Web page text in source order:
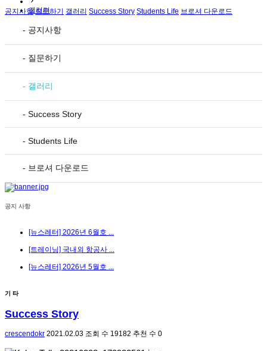
갤러리
공지사항 질문하기 갤러리 Success Story Students Life 브로셔 다운로드
- 공지사항
- 질문하기
- 갤러리
- Success Story
- Students Life
- 브로셔 다운로드
공지 사항
[뉴스레터] 2026년 6월호 ...
[트레이닝] 국내외 항공사 ...
[뉴스레터] 2026년 5월호 ...
기 타
Success Story
crescendokr 2021.02.03 조회 수 19182 추천 수 0